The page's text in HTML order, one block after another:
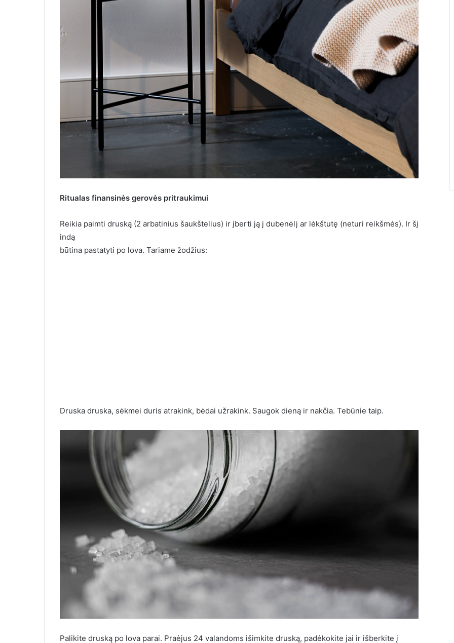
Ritualas finansinės gerovės pritraukimui
Reikia paimti druską (2 arbatinius šaukštelius) ir įberti ją į dubenėlį ar lėkštutę (neturi reikšmės). Ir šį
indą
būtina pastatyti po lova. Tariame žodžius:
Druska druska, sėkmei duris atrakink, bėdai užrakink. Saugok dieną ir nakčia. Tebūnie taip.
Palikite druską po lova parai. Praėjus 24 valandoms išimkite druską, padėkokite jai ir išberkite į